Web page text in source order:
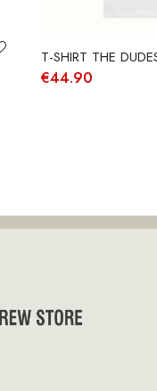
T-SHIRT THE
€44.90